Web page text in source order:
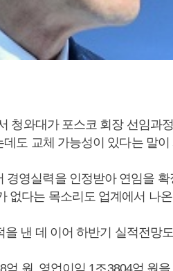
청와대가 포스코 회장 선임과
도 교체 가능성이 있다는 말이
경영실력을 인정받아 연임을
없다는 목소리도 업계에서 나
낸 데 이어 하반기 실적전망